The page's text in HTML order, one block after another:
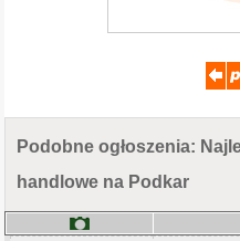
Podobne ogłoszenia:
handlowe na Podkar